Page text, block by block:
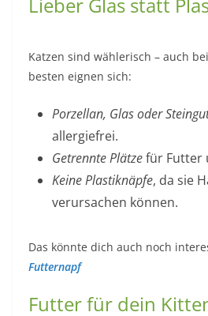
Katzen sind wählerisch – auch
besten eignen sich:
Porzellan, Glas oder
allergiefrei.
Getrennte Plätzefür Futter
Keine Plastiknäpfe, da sie
verursachen können.
Das könnte dich auch noch
Futternapf
Futter für dein